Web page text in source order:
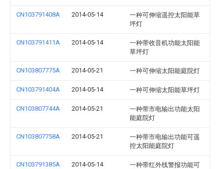
CN103791408A 2014-05-14
一种可伸缩遥控太阳能草
坪灯
CN103791411A 2014-05-14
一种带收音机功能太阳能
草坪灯
CN103807775A 2014-05-21 一种可伸缩太阳能庭院灯
CN103791404A 2014-05-14 一种可伸缩太阳能草坪灯
CN103807744A 2014-05-21
一种带市电输出功能太阳
能庭院灯
CN103807758A 2014-05-21
一种带市电输出功能可遥
控太阳能庭院灯
CN103791385A 2014-05-14
一种带红外线警报功能可